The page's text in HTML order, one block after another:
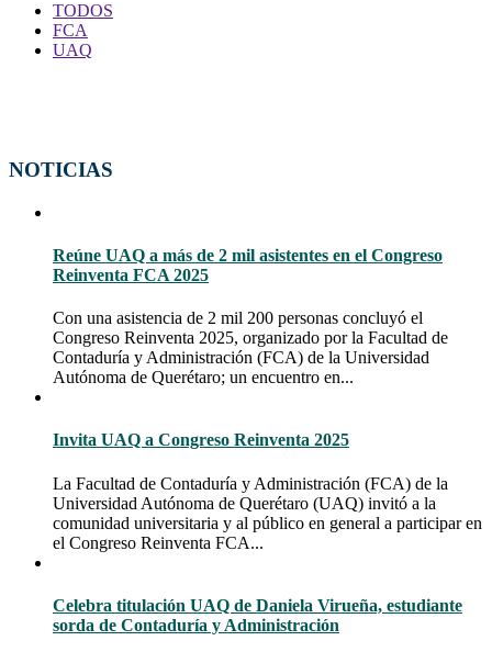
TODOS
FCA
UAQ
NOTICIAS
Reúne UAQ a más de 2 mil asistentes en el Congreso
Reinventa FCA 2025
Con una asistencia de 2 mil 200 personas concluyó el
Congreso Reinventa 2025, organizado por la Facultad de
Contaduría y Administración (FCA) de la Universidad
Autónoma de Querétaro; un encuentro en...
Invita UAQ a Congreso Reinventa 2025
La Facultad de Contaduría y Administración (FCA) de la
Universidad Autónoma de Querétaro (UAQ) invitó a la
comunidad universitaria y al público en general a participar en
el Congreso Reinventa FCA...
Celebra titulación UAQ de Daniela Virueña, estudiante
sorda de Contaduría y Administración